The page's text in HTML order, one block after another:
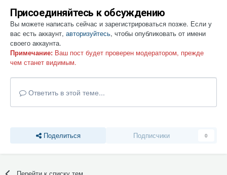
Присоединяйтесь к обсуждению
Вы можете написать сейчас и зарегистрироваться позже. Если у
вас есть аккаунт, авторизуйтесь, чтобы опубликовать от имени
своего аккаунта.
Примечание: Ваш пост будет проверен модератором, прежде
чем станет видимым.
Ответить в этой теме...
Поделиться Подписчики 0